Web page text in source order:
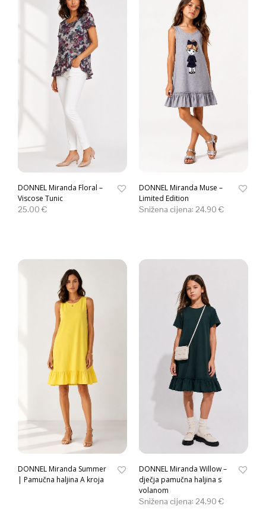
DONNEL Miranda Floral –
Viscose Tunic
25.00€
DONNEL Miranda Muse –
Limited Edition
Snižena cijena: 24.90€
DONNEL Miranda Summer
| Pamučna haljina A kroja
DONNEL Miranda Willow –
dječja pamučna haljina s
volanom
Snižena cijena: 24.90€